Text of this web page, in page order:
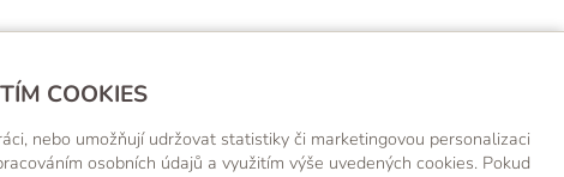
COOKIES
nebo umožňují udržovat statistiky či marketingovou personalizaci
osobních údajů a využitím výše uvedených cookies. Pokud